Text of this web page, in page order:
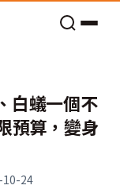
白蟻一個不
預算，變身
10-24